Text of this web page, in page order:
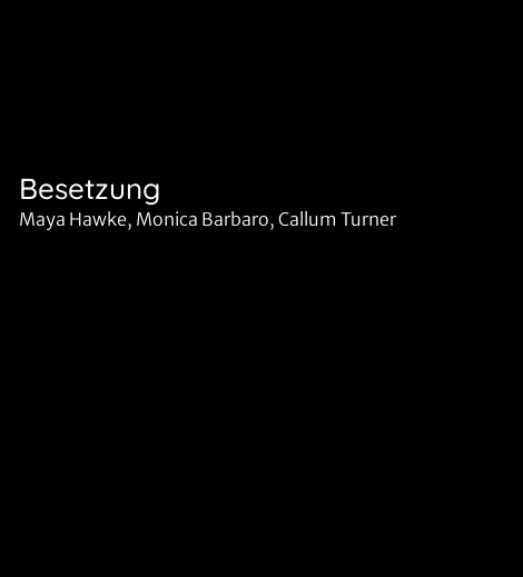
Besetzung
Maya Hawke, Monica Barbaro, Callum Turner